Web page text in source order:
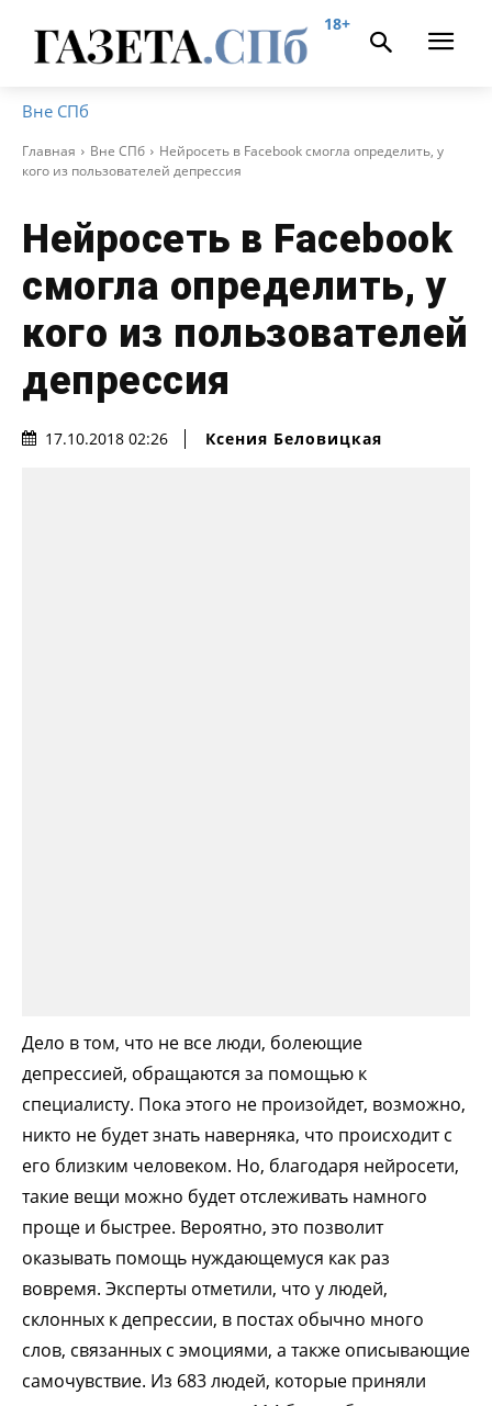
18+
Вне СПб
Главная Вне СПб
Нейросеть в Facebook смогла определить, у
кого из пользователей депрессия
Нейросеть в Facebook
смогла определить, у
кого из пользователей
депрессия
17.10.2018 02:26 Ксения Беловицкая
Дело в том, что не все люди, болеющие
депрессией, обращаются за помощью к
специалисту. Пока этого не произойдет, возможно,
никто не будет знать наверняка, что происходит с
его близким человеком. Но, благодаря нейросети,
такие вещи можно будет отслеживать намного
проще и быстрее. Вероятно, это позволит
оказывать помощь нуждающемуся как раз
вовремя. Эксперты отметили, что у людей,
склонных к депрессии, в постах обычно много
слов, связанных с эмоциями, а также описывающие
самочувствие. Из 683 людей, которые приняли